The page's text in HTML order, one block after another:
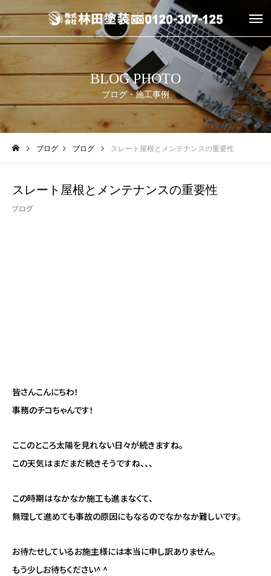
BLOG PHOTO
ブログ・施工事例
ブログ ブログ スレート屋根とメンテナンスの重要性
スレート屋根とメンテナンスの重要性
ブログ
皆さんこんにちわ！
事務のチコちゃんです！
ここのところ太陽を見れない日々が続きますね。
この天気はまだまだ続きそうですね、、、
この時期はなかなか施工も進まなくて、
無理して進めても事故の原因にもなるのでなかなか難しいです。
お待たせしているお施主様には本当に申し訳ありません。
もう少しお待ちください^ ^